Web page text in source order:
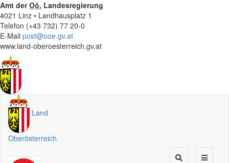
Amt derOö. Landesregierung
4021 Linz • Landhausplatz 1
Telefon (+43 732) 77 20-0
E-Mail post@ooe.gv.at
www.land-oberoesterreich.gv.at
Land
Oberösterreich